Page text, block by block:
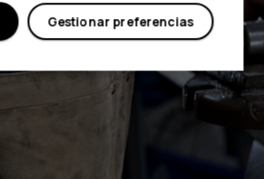
Gestionar preferencias